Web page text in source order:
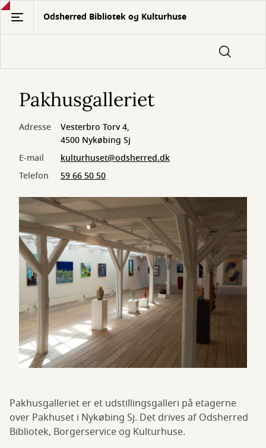
Gå
hovedindhold
Odsherred Bibliotek og Kulturhuse
Pakhusgalleriet
Adresse
Vesterbro Torv 4,
4500 Nykøbing Sj
E-mail
kulturhuset@odsherred.dk
Telefon
59 66 50 50
Pakhusgalleriet er et udstillingsgalleri på etagerne
over Pakhuset i Nykøbing Sj. Det drives af Odsherred
Bibliotek, Borgerservice og Kulturhuse.